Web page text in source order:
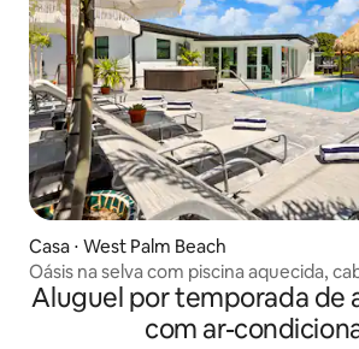
Casa ⋅ West Palm Beach
Oásis na selva com piscina aquecida,
banheira de hidromassagem
Aluguel por temporada de
com ar-